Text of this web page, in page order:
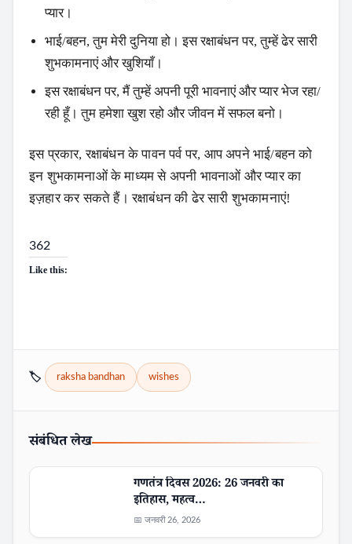
प्यार।
भाई/बहन, तुम मेरी दुनिया हो। इस रक्षाबंधन पर, तुम्हें ढेर सारी
शुभकामनाएं और खुशियाँ।
इस रक्षाबंधन पर, मैं तुम्हें अपनी पूरी भावनाएं और प्यार भेज रहा/
रही हूँ। तुम हमेशा खुश रहो और जीवन में सफल बनो।
इस प्रकार, रक्षाबंधन के पावन पर्व पर, आप अपने भाई/बहन को
इन शुभकामनाओं के माध्यम से अपनी भावनाओं और प्यार का
इज़हार कर सकते हैं। रक्षाबंधन की ढेर सारी शुभकामनाएं!
362
Like this:
🏷️ raksha bandhan wishes
संबंधित लेख
गणतंत्र दिवस 2026: 26 जनवरी का
इतिहास, महत्व…
📅 जनवरी 26, 2026